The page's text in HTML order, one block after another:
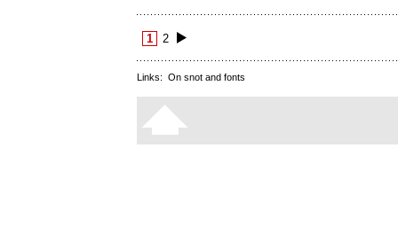
1 2
Links: On snot and fonts